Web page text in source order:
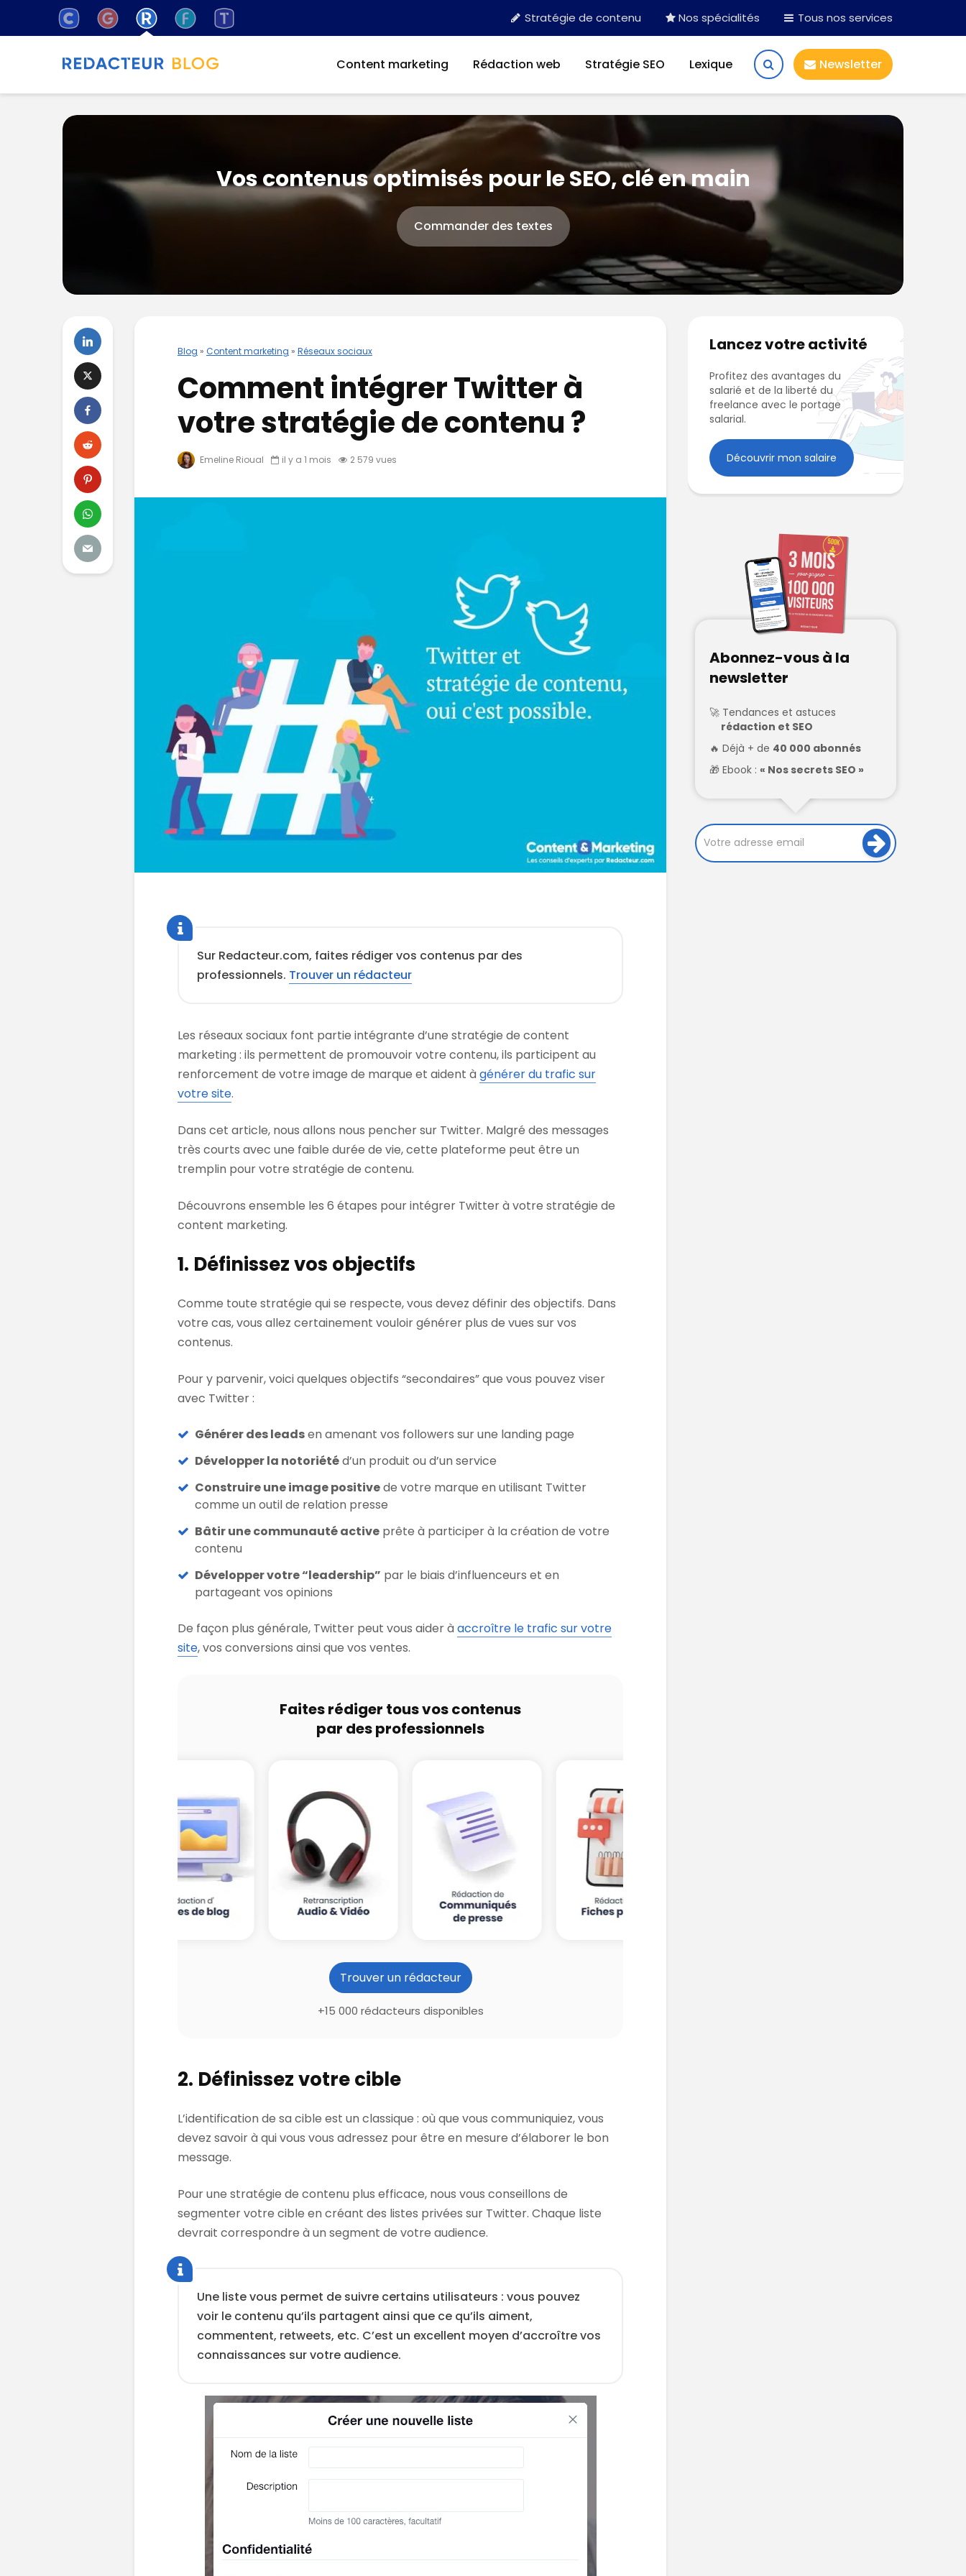
Stratégie de contenu Nos spécialités Tous nos services
Content marketing Rédaction web Stratégie SEO Lexique Newsletter
Vos contenus optimisés pour le SEO, clé en main
Commander des textes
Blog » Content marketing » Réseaux sociaux
Comment intégrer Twitter à
votre stratégie de contenu ?
Emeline Rioual il y a 1 mois 2 579 vues
Sur Redacteur.com, faites rédiger vos contenus par des
professionnels. Trouver un rédacteur
Les réseaux sociaux font partie intégrante d’une stratégie de content
marketing : ils permettent de promouvoir votre contenu, ils participent au
renforcement de votre image de marque et aident à générer du trafic sur
votre site.
Dans cet article, nous allons nous pencher sur Twitter. Malgré des messages
très courts avec une faible durée de vie, cette plateforme peut être un
tremplin pour votre stratégie de contenu.
Découvrons ensemble les 6 étapes pour intégrer Twitter à votre stratégie de
content marketing.
1. Définissez vos objectifs
Comme toute stratégie qui se respecte, vous devez définir des objectifs. Dans
votre cas, vous allez certainement vouloir générer plus de vues sur vos
contenus.
Pour y parvenir, voici quelques objectifs “secondaires” que vous pouvez viser
avec Twitter :
Générer des leadsen amenant vos followers sur une landing page
Développer la notoriétéd’un produit ou d’un service
Construire une image positivede votre marque en utilisant Twitter
comme un outil de relation presse
Bâtir une communauté active prête à participer à la création de votre
contenu
Développer votre “leadership” par le biais d’influenceurs et en
partageant vos opinions
De façon plus générale, Twitter peut vous aider à accroître le trafic sur votre
site, vos conversions ainsi que vos ventes.
Faites rédiger tous vos contenus
par des professionnels
Trouver un rédacteur
+15 000 rédacteurs disponibles
2. Définissez votre cible
L’identification de sa cible est un classique : où que vous communiquiez, vous
devez savoir à qui vous vous adressez pour être en mesure d’élaborer le bon
message.
Pour une stratégie de contenu plus efficace, nous vous conseillons de
segmenter votre cible en créant des listes privées sur Twitter. Chaque liste
devrait correspondre à un segment de votre audience.
Une liste vous permet de suivre certains utilisateurs : vous pouvez
voir le contenu qu’ils partagent ainsi que ce qu’ils aiment,
commentent, retweets, etc. C’est un excellent moyen d’accroître vos
connaissances sur votre audience.
Lancez votre activité
Profitez des avantages du
salarié et de la liberté du
freelance avec le portage
salarial.
Découvrir mon salaire
Abonnez-vous à la
newsletter
Tendances et astuces
rédaction et SEO
Déjà + de 40 000 abonnés
Ebook : « Nos secrets SEO »